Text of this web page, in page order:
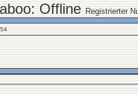
Offline Registrierter